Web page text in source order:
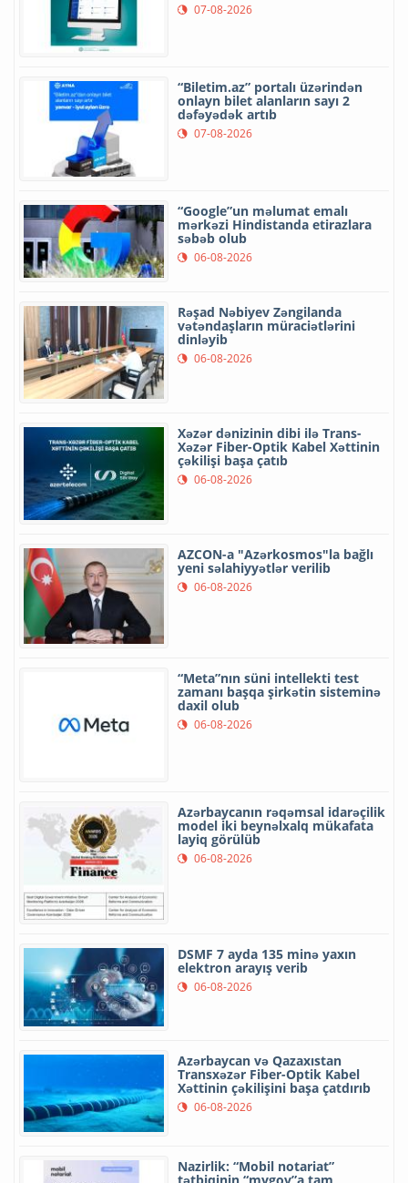
07-08-2026
“Biletim.az” portalı üzərindən
onlayn bilet alanların sayı 2
dəfəyədək artıb
07-08-2026
“Google”un məlumat emalı
mərkəzi Hindistanda etirazlara
səbəb olub
06-08-2026
Rəşad Nəbiyev Zəngilanda
vətəndaşların müraciətlərini
dinləyib
06-08-2026
Xəzər dənizinin dibi ilə Trans-
Xəzər Fiber-Optik Kabel Xəttinin
çəkilişi başa çatıb
06-08-2026
AZCON-a "Azərkosmos"la bağlı
yeni səlahiyyətlər verilib
06-08-2026
“Meta”nın süni intellekti test
zamanı başqa şirkətin sisteminə
daxil olub
06-08-2026
Azərbaycanın rəqəmsal idarəçilik
model iki beynəlxalq mükafata
layiq görülüb
06-08-2026
DSMF 7 ayda 135 minə yaxın
elektron arayış verib
06-08-2026
Azərbaycan və Qazaxıstan
Transxəzər Fiber-Optik Kabel
Xəttinin çəkilişini başa çatdırıb
06-08-2026
Nazirlik: “Mobil notariat”